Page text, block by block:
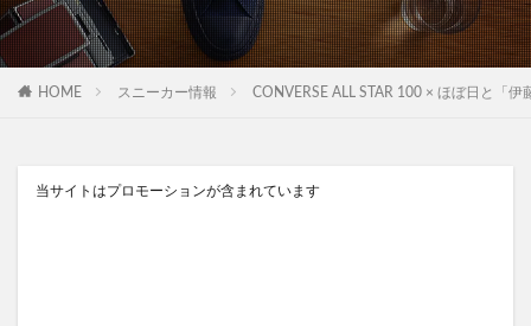
HOME スニーカー情報 CONVERSE ALL STAR 100 × ほぼ日と「
当サイトはプロモーションが含まれています